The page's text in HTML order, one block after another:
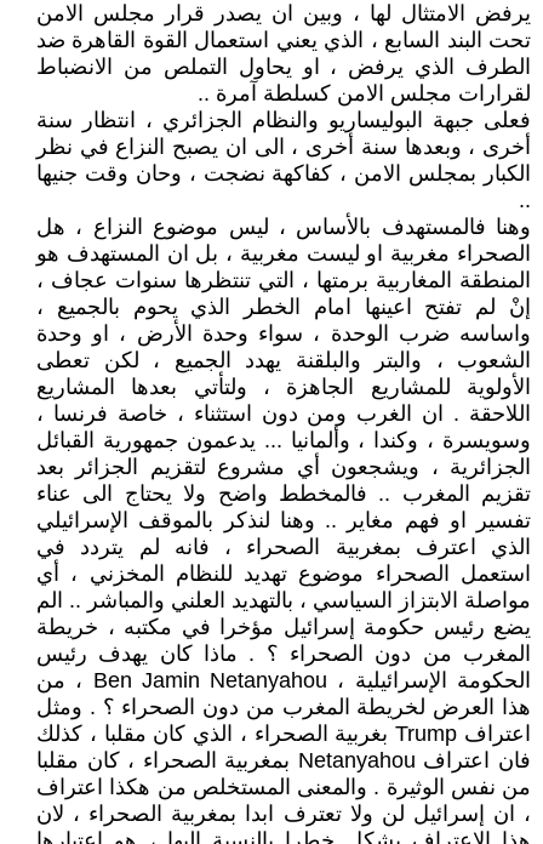
يرفض الامتثال لها ، وبين ان يصدر قرار مجلس الامن
تحت البند السابع ، الذي يعني استعمال القوة القاهرة ضد
الطرف الذي يرفض ، او يحاول التملص من الانضباط
لقرارات مجلس الامن كسلطة آمرة ..
فعلى جبهة البوليساريو والنظام الجزائري ، انتظار سنة
أخرى ، وبعدها سنة أخرى ، الى ان يصبح النزاع في نظر
الكبار بمجلس الامن ، كفاكهة نضجت ، وحان وقت جنيها
..
وهنا فالمستهدف بالأساس ، ليس موضوع النزاع ، هل
الصحراء مغربية او ليست مغربية ، بل ان المستهدف هو
المنطقة المغاربية برمتها ، التي تنتظرها سنوات عجاف ،
إنْ لم تفتح اعينها امام الخطر الذي يحوم بالجميع ،
واساسه ضرب الوحدة ، سواء وحدة الأرض ، او وحدة
الشعوب ، والبتر والبلقنة يهدد الجميع ، لكن تعطى
الأولوية للمشاريع الجاهزة ، ولتأتي بعدها المشاريع
اللاحقة . ان الغرب ومن دون استثناء ، خاصة فرنسا ،
وسويسرة ، وكندا ، وألمانيا ... يدعمون جمهورية القبائل
الجزائرية ، ويشجعون أي مشروع لتقزيم الجزائر بعد
تقزيم المغرب .. فالمخطط واضح ولا يحتاج الى عناء
تفسير او فهم مغاير .. وهنا لنذكر بالموقف الإسرائيلي
الذي اعترف بمغربية الصحراء ، فانه لم يتردد في
استعمل الصحراء موضوع تهديد للنظام المخزني ، أي
مواصلة الابتزاز السياسي ، بالتهديد العلني والمباشر .. الم
يضع رئيس حكومة إسرائيل مؤخرا في مكتبه ، خريطة
المغرب من دون الصحراء ؟ . ماذا كان يهدف رئيس
الحكومة الإسرائيلية ، Ben Jamin Netanyahou ، من
هذا العرض لخريطة المغرب من دون الصحراء ؟ . ومثل
اعتراف Trump بغربية الصحراء ، الذي كان مقلبا ، كذلك
فان اعتراف Netanyahou بمغربية الصحراء ، كان مقلبا
من نفس الوثيرة . والمعنى المستخلص من هكذا اعتراف
، ان إسرائيل لن ولا تعترف ابدا بمغربية الصحراء ، لان